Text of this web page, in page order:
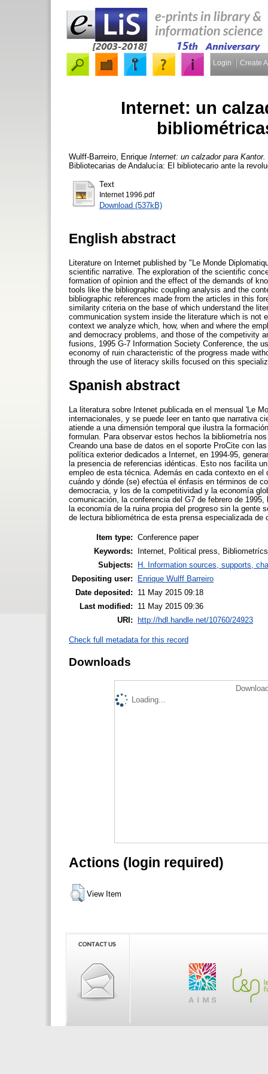
Login Create
Internet: un
Wulff-Barreiro, Enrique Internet: un calzador para
Bibliotecarias de Andalucía: El bibliotecario ante la
Text
Internet 1996.pdf
Download (537kB)
English abstract
Literature on Internet published by "Le Monde
scientific narrative. The exploration of the scientific
formation of opìnion and the effect of the demands of
tools like the bibliographic coupling analysis and the
bibliographic references made from the articles in this
similarity criteria on the base of which understand the
communication system inside the literature which is not
context we analyze which, how, when and where the
and democracy problems, and those of the competivity
fusions, 1995 G-7 Information Society Conference, the
economy of ruin characteristic of the progress made
through the use of literacy skills focused on this
Spanish abstract
La literatura sobre Intenet publicada en el mensual 'Le
internacionales, y se puede Ieer en tanto que narrativa
atiende a una dimensión temporal que ilustra la
formulan. Para observar estos hechos la bibliometría
Creando una base de datos en el soporte ProCite con
política exterior dedicados a Internet, en 1994-95,
la presencia de referencias idénticas. Esto nos facilita
empleo de esta técnica. Además en cada contexto en
cuándo y dónde (se) efectúa el énfasis en términos de
democracia, y los de la competitividad y la economía
comunicación, la conferencia del G7 de febrero de
la economía de la ruina propia del progreso sin la gente
de lectura bibliométrica de esta prensa especializada de
Item type: Conference paper
Keywords:
Internet, Political press,
Subjects:
H. Information sources, supports,
Depositing user:
Enrique Wulff Barreiro
Date deposited:
11 May 2015 09:18
Last modified:
11 May 2015 09:36
URI:
http://hdl.handle.net/10760/24923
Check full metadata for this record
Downloads
Loading...
Actions (login required)
View Item